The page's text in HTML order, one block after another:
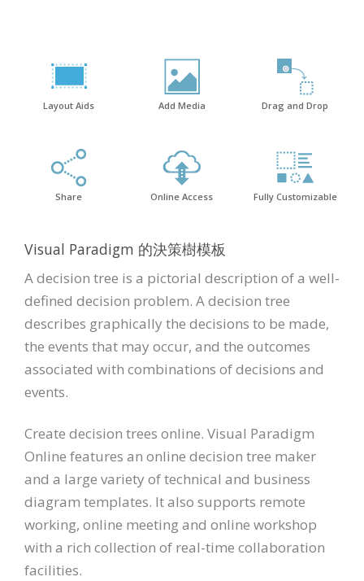
Layout Aids Add Media Drag and Drop
Share Online Access Fully Customizable
Visual Paradigm 的決策樹模板
A decision tree is a pictorial description of a well-
defined decision problem. A decision tree
describes graphically the decisions to be made,
the events that may occur, and the outcomes
associated with combinations of decisions and
events.
Create decision trees online. Visual Paradigm
Online features an online decision tree maker
and a large variety of technical and business
diagram templates. It also supports remote
working, online meeting and online workshop
with a rich collection of real-time collaboration
facilities.